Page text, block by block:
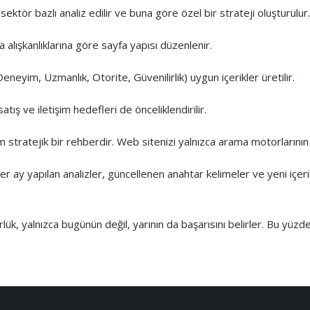
bazlı analiz edilir ve buna göre özel bir strateji oluşturulur.
göre sayfa yapısı düzenlenir.
Uzmanlık, Otorite, Güvenilirlik) uygun içerikler üretilir.
ve iletişim hedefleri de önceliklendirilir.
bir rehberdir. Web sitenizi yalnızca arama motorlarının
ay yapılan analizler, güncellenen anahtar kelimeler ve yeni
yalnızca bugünün değil, yarının da başarısını belirler. Bu